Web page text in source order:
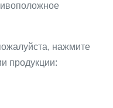
нажмите
продукции: